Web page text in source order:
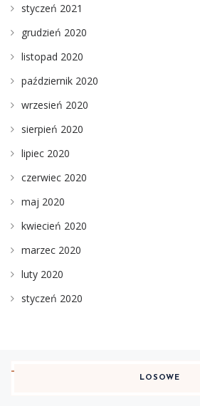
styczeń 2021
grudzień 2020
listopad 2020
październik 2020
wrzesień 2020
sierpień 2020
lipiec 2020
czerwiec 2020
maj 2020
kwiecień 2020
marzec 2020
luty 2020
styczeń 2020
LOSOWE